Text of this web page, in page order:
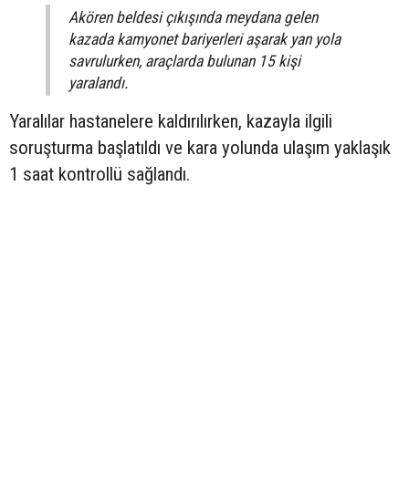
Akören beldesi çıkışında meydana gelen
kazada kamyonet bariyerleri aşarak yan yola
savrulurken, araçlarda bulunan 15 kişi
yaralandı.
Yaralılar hastanelere kaldırılırken, kazayla ilgili
soruşturma başlatıldı ve kara yolunda ulaşım yaklaşık
1 saat kontrollü sağlandı.